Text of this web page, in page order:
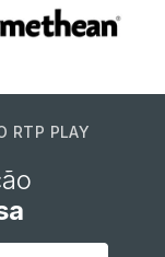
RTP PLAY